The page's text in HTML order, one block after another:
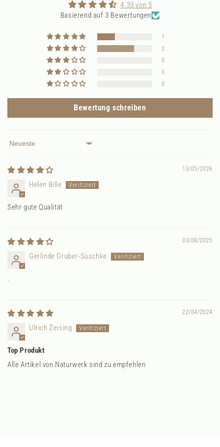
4.33 von 5
Basierend auf 3 Bewertungen
1
2
0
0
0
Bewertung schreiben
Sort by
13/05/2026
Helen Bille
Sehr gute Qualität
03/08/2025
Gerlinde Gruber-Suschke
.
22/04/2024
Ulrich Zeising
Top Produkt
Alle Artikel von Naturwerk sind zu empfehlen